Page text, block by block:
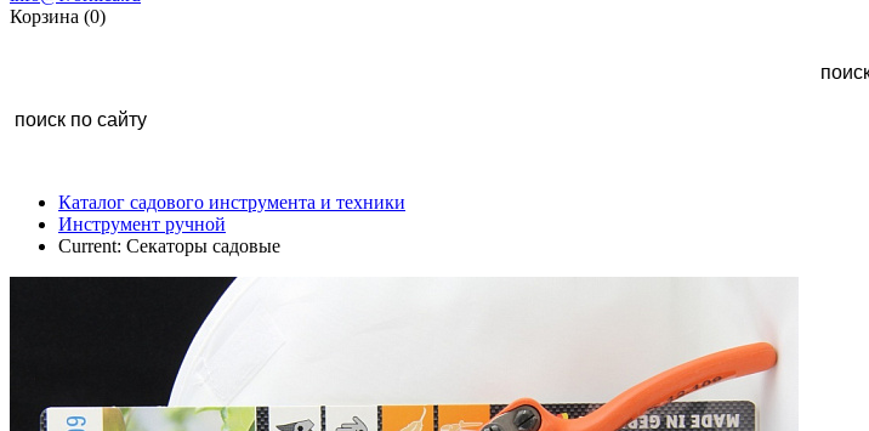
Корзина (0)
Каталог садового инструмента и техники
Инструмент ручной
Current: Секаторы садовые